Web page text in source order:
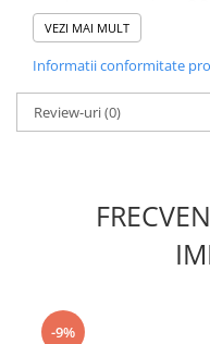
un bax conține 20
Doar capacele de
diametru se
VEZI MAI MULT
Informatii conformitate
Review-uri(0)
-9%